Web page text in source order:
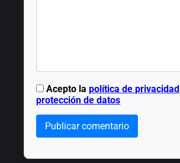
Acepto lapolítica de privacidad
protección de datos
Publicar comentario